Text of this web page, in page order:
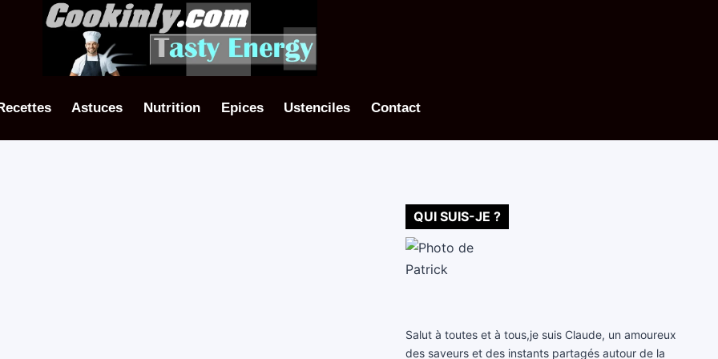
Astuces Nutrition Epices Ustenciles Contact
QUI SUIS-JE ?
Salut à toutes et à tous,je suis Claude, un amoureux
des saveurs et des instants partagés autour de la